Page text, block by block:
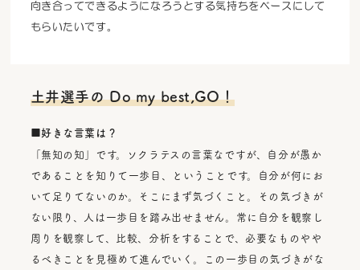
向き合ってできるようになろうとする気持ちをベースにして
もらいたいです。
土井選手の Do my best,GO！
■好きな言葉は？
「無知の知」です。ソクラテスの言葉なですが、自分が愚か
であることを知りて一歩目、ということです。自分が何にお
いて足りてないのか。そこにまず気づくこと。その気づきが
ない限り、人は一歩目を踏み出せません。常に自分を観察し
周りを観察して、比較、分析をすることで、必要なものやや
るべきことを見極めて進んでいく。この一歩目の気づきがな